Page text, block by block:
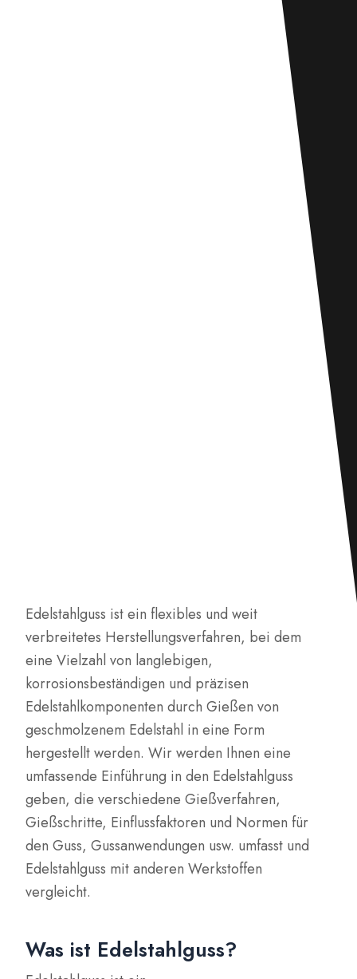
Edelstahlguss ist ein flexibles und weit
verbreitetes Herstellungsverfahren, bei dem
eine Vielzahl von langlebigen,
korrosionsbeständigen und präzisen
Edelstahlkomponenten durch Gießen von
geschmolzenem Edelstahl in eine Form
hergestellt werden. Wir werden Ihnen eine
umfassende Einführung in den Edelstahlguss
geben, die verschiedene Gießverfahren,
Gießschritte, Einflussfaktoren und Normen für
den Guss, Gussanwendungen usw. umfasst und
Edelstahlguss mit anderen Werkstoffen
vergleicht.
Was ist Edelstahlguss?